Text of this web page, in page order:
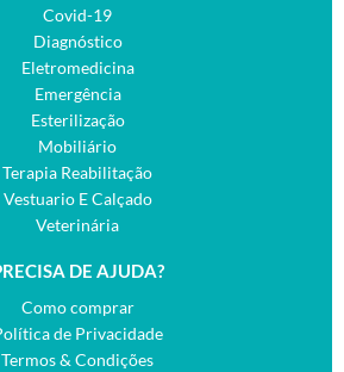
Covid-19
Diagnóstico
Eletromedicina
Emergência
Esterilização
Mobiliário
Terapia Reabilitação
Vestuario E Calçado
Veterinária
DE AJUDA?
Como comprar
de Privacidade
Termos & Condições